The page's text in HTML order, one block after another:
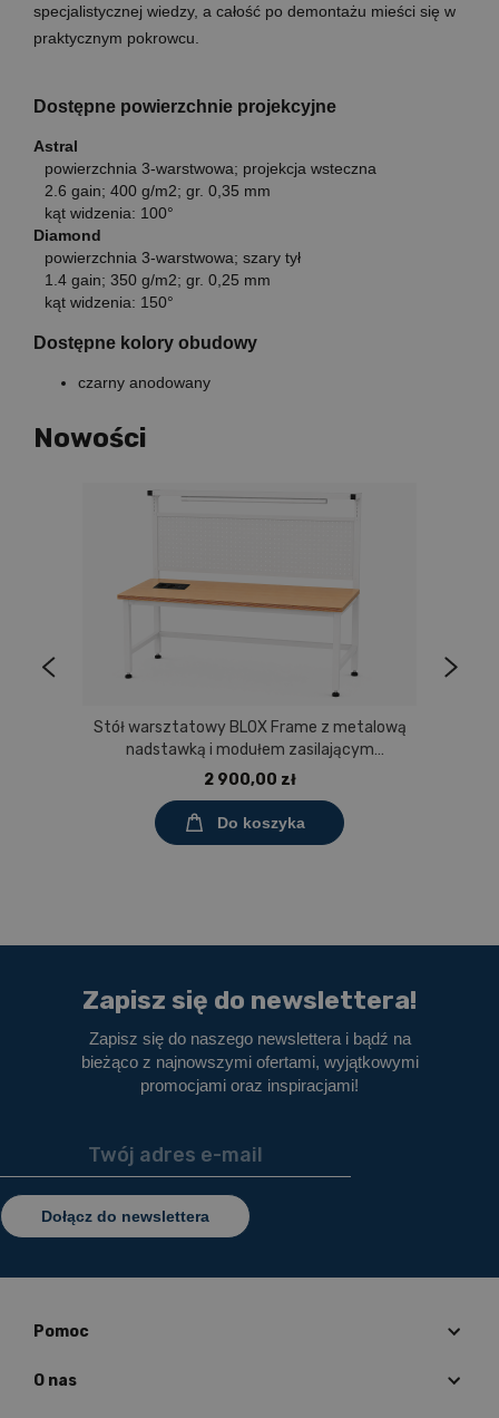
specjalistycznej wiedzy, a całość po demontażu mieści się w
praktycznym pokrowcu.
Dostępne powierzchnie projekcyjne
Astral
powierzchnia 3-warstwowa; projekcja wsteczna
2.6 gain; 400 g/m2; gr. 0,35 mm
kąt widzenia: 100°
Diamond
powierzchnia 3-warstwowa; szary tył
1.4 gain; 350 g/m2; gr. 0,25 mm
kąt widzenia: 150°
Dostępne kolory obudowy
czarny anodowany
Nowości
Stół warsztatowy BLOX Frame z metalową
nadstawką i modułem zasilającym
Prostokąt 1200x600 mm, rozmiar 4-6, blat
2 900,00 zł
Do koszyka
Zapisz się do newslettera!
Zapisz się do naszego newslettera i bądź na
bieżąco z najnowszymi ofertami, wyjątkowymi
promocjami oraz inspiracjami!
Dołącz do newslettera
Pomoc
O nas